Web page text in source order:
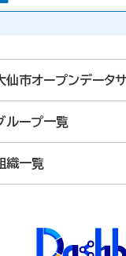
仙市オープンデータ
ループ一覧
織一覧
カウント